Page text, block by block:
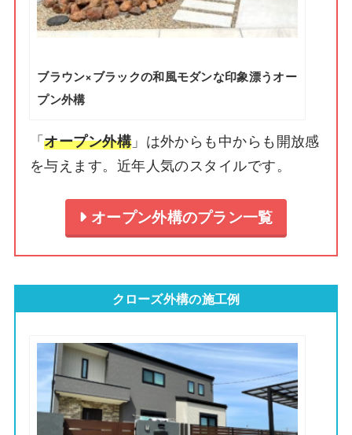
ブラウン×ブラックの和風モダンな印象漂うオー
プン外構
「オープン外構」は外からも中からも開放感
を与えます。近年人気のスタイルです。
オープン外構のプラン一覧
クローズ外構の施工例